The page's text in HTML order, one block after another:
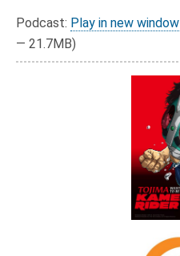
Podcast: Play in new window
— 21.7MB)